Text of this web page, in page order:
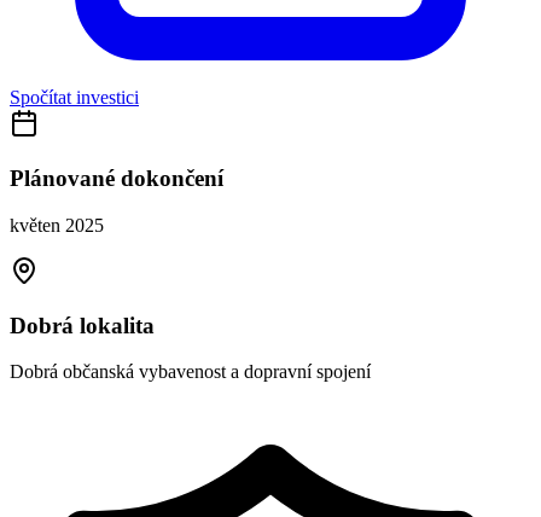
Spočítat investici
Plánované dokončení
květen 2025
Dobrá lokalita
Dobrá občanská vybavenost a dopravní spojení